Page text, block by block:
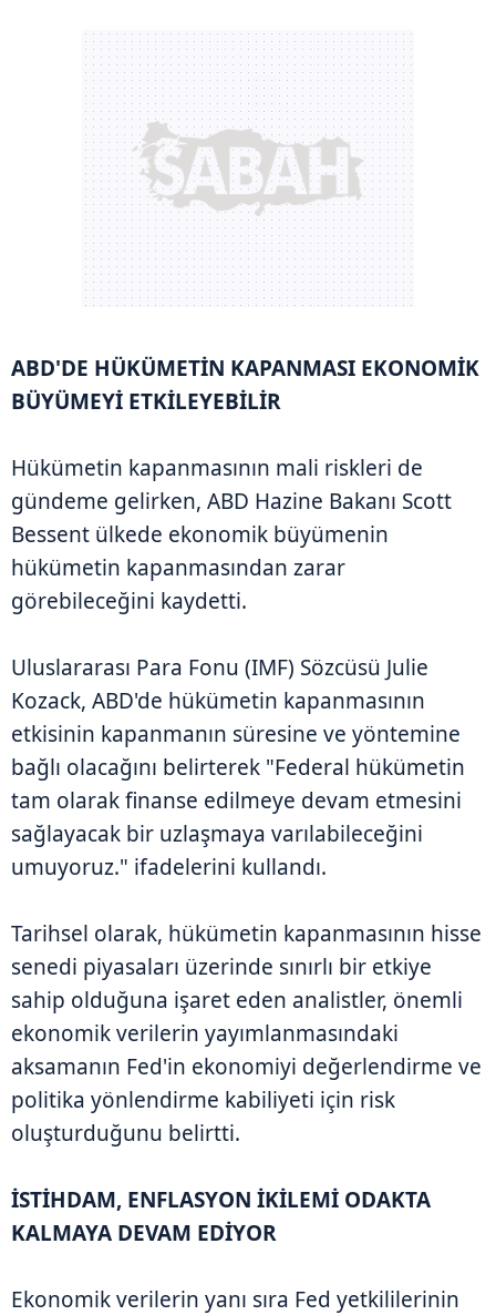
ABD'DE HÜKÜMETİN KAPANMASI EKONOMİK
BÜYÜMEYİ ETKİLEYEBİLİR
Hükümetin kapanmasının mali riskleri de
gündeme gelirken, ABD Hazine Bakanı Scott
Bessent ülkede ekonomik büyümenin
hükümetin kapanmasından zarar
görebileceğini kaydetti.
Uluslararası Para Fonu (IMF) Sözcüsü Julie
Kozack, ABD'de hükümetin kapanmasının
etkisinin kapanmanın süresine ve yöntemine
bağlı olacağını belirterek "Federal hükümetin
tam olarak finanse edilmeye devam etmesini
sağlayacak bir uzlaşmaya varılabileceğini
umuyoruz." ifadelerini kullandı.
Tarihsel olarak, hükümetin kapanmasının hisse
senedi piyasaları üzerinde sınırlı bir etkiye
sahip olduğuna işaret eden analistler, önemli
ekonomik verilerin yayımlanmasındaki
aksamanın Fed'in ekonomiyi değerlendirme ve
politika yönlendirme kabiliyeti için risk
oluşturduğunu belirtti.
İSTİHDAM, ENFLASYON İKİLEMİ ODAKTA
KALMAYA DEVAM EDİYOR
Ekonomik verilerin yanı sıra Fed yetkililerinin